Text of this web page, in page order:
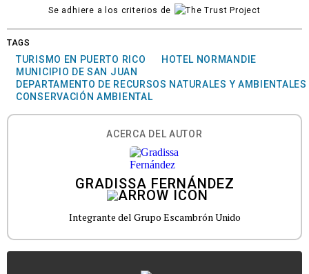
Se adhiere a los criterios de
TAGS
TURISMO EN PUERTO RICO
HOTEL NORMANDIE
MUNICIPIO DE SAN JUAN
DEPARTAMENTO DE RECURSOS NATURALES Y AMBIENTALES
CONSERVACIÓN AMBIENTAL
ACERCA DEL AUTOR
GRADISSA FERNÁNDEZ
Integrante del Grupo Escambrón Unido